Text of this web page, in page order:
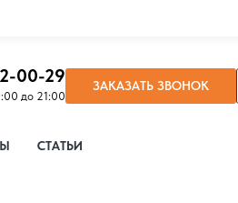
00-29
до 21:00
ЗАКАЗАТЬ ЗВОНОК
СТАТЬИ